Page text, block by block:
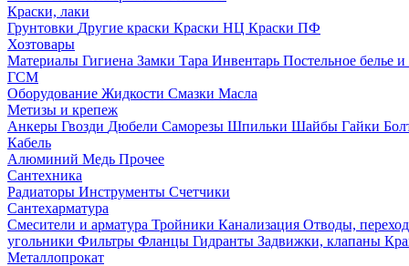
Краски, лаки
Грунтовки Другие краски Краски НЦ Краски ПФ
Хозтовары
Материалы Гигиена Замки Тара Инвентарь Постельное белье
ГСМ
Оборудование Жидкости Смазки Масла
Метизы и крепеж
Анкеры Гвозди Дюбели Саморезы Шпильки Шайбы Гайки
Кабель
Алюминий Медь Прочее
Сантехника
Радиаторы Инструменты Счетчики
Сантехарматура
Смесители и арматура Тройники Канализация Отводы,
угольники Фильтры Фланцы Гидранты Задвижки, клапаны
Металлопрокат